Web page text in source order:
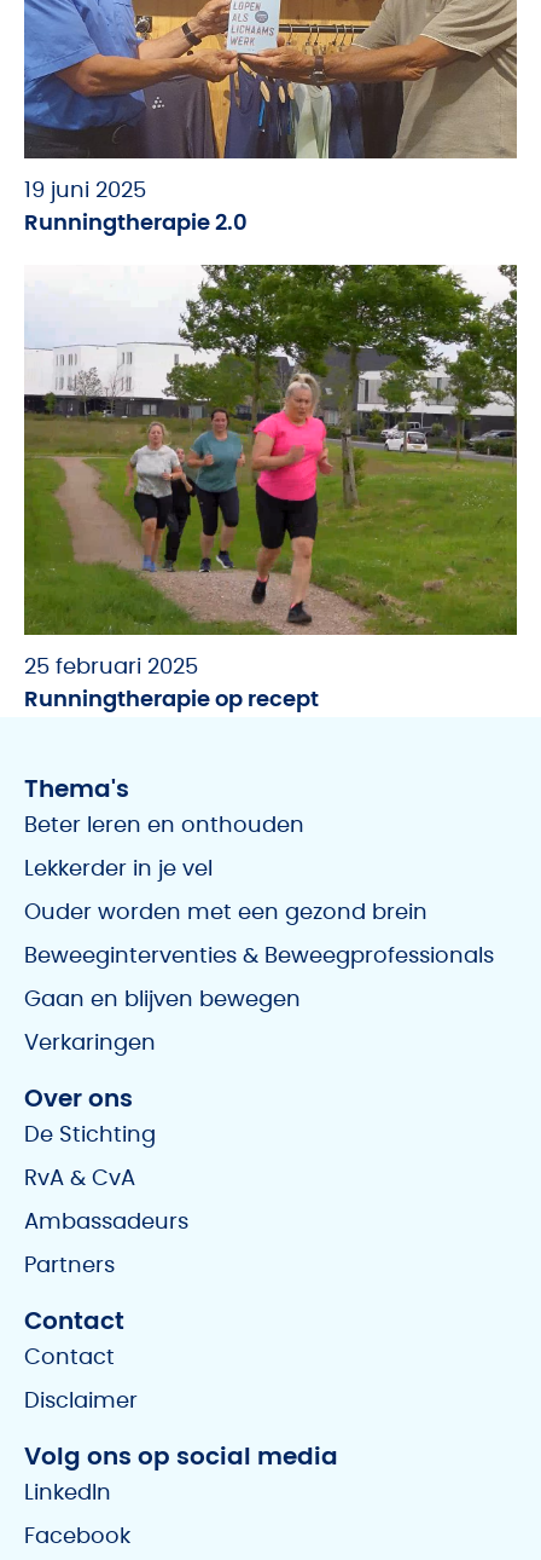
19 juni 2025
Runningtherapie 2.0
25 februari 2025
Runningtherapie op recept
Thema's
Beter leren en onthouden
Lekkerder in je vel
Ouder worden met een gezond brein
Beweeginterventies & Beweegprofessionals
Gaan en blijven bewegen
Verkaringen
Over ons
De Stichting
RvA & CvA
Ambassadeurs
Partners
Contact
Contact
Disclaimer
Volg ons op social media
LinkedIn
Facebook